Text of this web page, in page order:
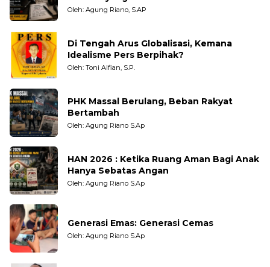
Pengamat dan LSM
Oleh: Agung Riano, S.AP
Di Tengah Arus Globalisasi, Kemana
Idealisme Pers Berpihak?
Oleh: Toni Alfian, S.P.
PHK Massal Berulang, Beban Rakyat
Bertambah
Oleh: Agung Riano S.Ap
HAN 2026 : Ketika Ruang Aman Bagi Anak
Hanya Sebatas Angan
Oleh: Agung Riano S.Ap
Generasi Emas: Generasi Cemas
Oleh: Agung Riano S.Ap